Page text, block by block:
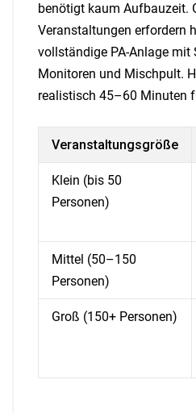
benötigt kaum Aufbauzeit.
Veranstaltungen erfordern
vollständige PA-Anlage mit
Monitoren und Mischpult.
realistisch 45–60 Minuten
Veranstaltungsgröße
Klein (bis 50
Personen)
Mittel (50–150
Personen)
Groß (150+ Personen)